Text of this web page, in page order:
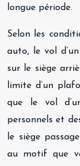
longue période.
Selon les
auto, le vol
sur le siège
limite d’un
que le vol
personnels et
le siège
au motif que